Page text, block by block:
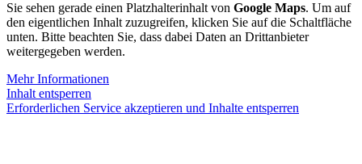
Sie sehen gerade einen Platzhalterinhalt von Google Maps. Um auf
den eigentlichen Inhalt zuzugreifen, klicken Sie auf die Schaltfläche
unten. Bitte beachten Sie, dass dabei Daten an Drittanbieter
weitergegeben werden.
Mehr Informationen
Inhalt entsperren
Erforderlichen Service akzeptieren und Inhalte entsperren